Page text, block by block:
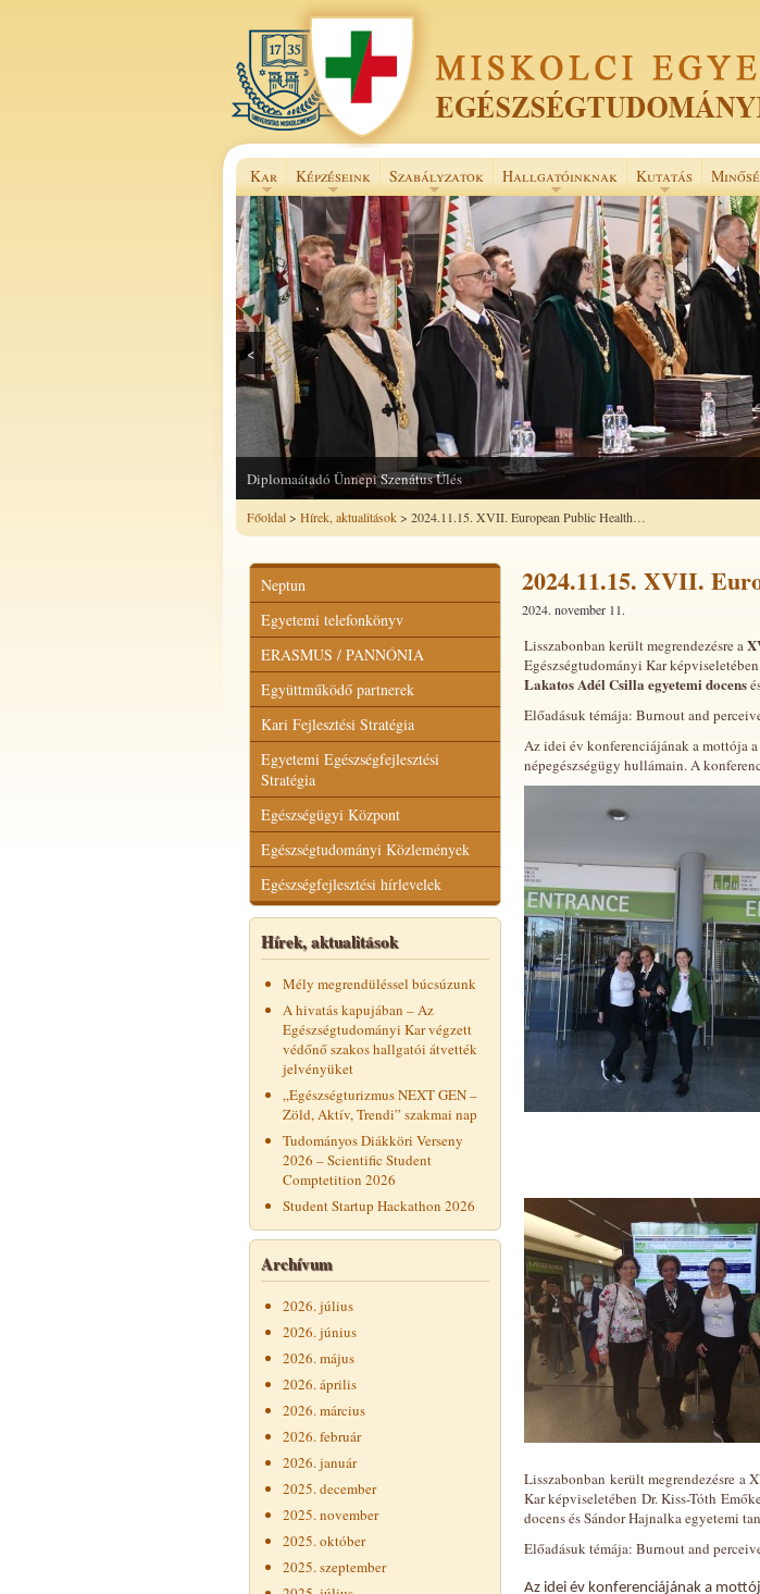
Kar Képzéseink Szabályzatok Hallgatóinknak Kutatás
Selye János Szakkollégium
<
Főoldal> Hírek, aktualitások> 2024.11.15. XVII. European Public Health…
Neptun
Egyetemi telefonkönyv
ERASMUS / PANNÓNIA
Együttműködő partnerek
Kari Fejlesztési Stratégia
Egyetemi Egészségfejlesztési
Stratégia
Egészségügyi Központ
Egészségtudományi Közlemények
Egészségfejlesztési hírlevelek
Hírek, aktualitások
Mély megrendüléssel búcsúzunk
A hivatás kapujában – Az
Egészségtudományi Kar végzett
védőnő szakos hallgatói átvették
jelvényüket
„Egészségturizmus NEXT GEN –
Zöld, Aktív, Trendi” szakmai nap
Tudományos Diákköri Verseny
2026 – Scientific Student
Comptetition 2026
Student Startup Hackathon 2026
Archívum
2026. július
2026. június
2026. május
2026. április
2026. március
2026. február
2026. január
2025. december
2025. november
2025. október
2025. szeptember
2024.11.15. XVII.
2024. november 11.
Lisszabonban került megrendezésre a
Egészségtudományi Kar képviseletében
Lakatos Adél Csilla egyetemi docens
Előadásuk témája: Burnout and
Az idei év konferenciájának a mottója a
népegészségügy hullámain. A
Lisszabonban került megrendezésre a
Kar képviseletében Dr. Kiss-Tóth
docens és Sándor Hajnalka egyetemi
Előadásuk témája: Burnout and
Az idei év konferenciájának a